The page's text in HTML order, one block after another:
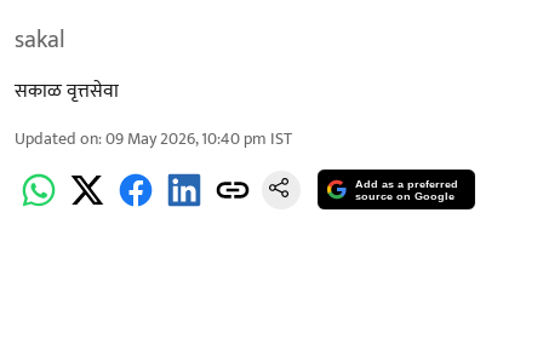
sakal
सकाळ वृत्तसेवा
Updated on:09 May 2026, 10:40 pm IST
Add as a preferred
source on Google